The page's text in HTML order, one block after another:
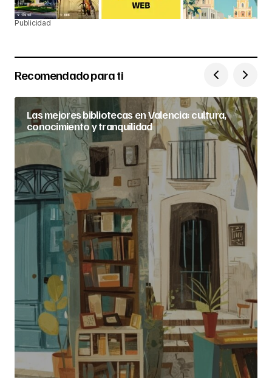
Publicidad
Recomendado para ti
Las mejores bibliotecas en Valencia: cultura,
conocimiento y tranquilidad